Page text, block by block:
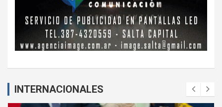
INTERNACIONALES